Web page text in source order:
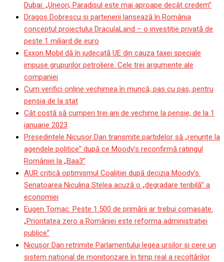
Dubai: „Uneori, Paradisul este mai aproape decât credem”
Dragoş Dobrescu şi partenerii lansează în România
conceptul proiectului DraculaLand – o investiție privată de
peste 1 miliard de euro
Exxon Mobil dă în judecată UE din cauza taxei speciale
impuse grupurilor petroliere. Cele trei argumente ale
companiei
Cum verifici online vechimea în muncă, pas cu pas, pentru
pensia de la stat
Cât costă să cumperi trei ani de vechime la pensie, de la 1
ianuarie 2023
Președintele Nicușor Dan transmite partidelor să „renunțe la
agendele politice” după ce Moody’s reconfirmă ratingul
României la „Baa3”
AUR critică optimismul Coaliției după decizia Moody’s.
Senatoarea Niculina Stelea acuză o „degradare teribilă” a
economiei
Eugen Tomac: Peste 1.500 de primării ar trebui comasate.
„Prioritatea zero a României este reforma administrației
publice”
Nicușor Dan retrimite Parlamentului legea urșilor și cere un
sistem național de monitorizare în timp real a recoltărilor